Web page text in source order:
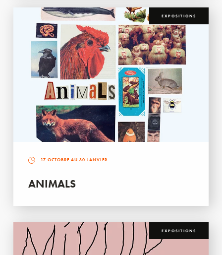
EXPOSITIONS
17 OCTOBRE AU 30 JANVIER
ANIMALS
EXPOSITIONS